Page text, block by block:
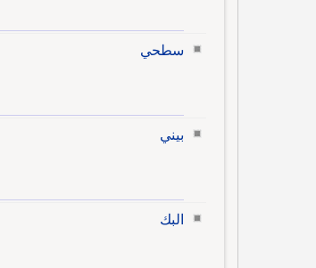
سطحي
بيني
البك